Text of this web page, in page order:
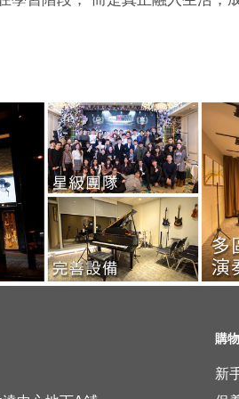
購
新